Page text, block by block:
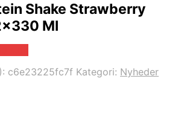
Shake Strawberry
Ml
c6e23225fc7f Kategori: Nyheder